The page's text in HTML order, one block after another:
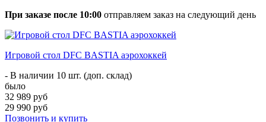
При заказе после 10:00 отправляем заказ на следующий день
Игровой стол DFC BASTIA аэрохоккей
- В наличии 10 шт. (доп. склад)
было
32 989 руб
29 990 руб
Позвонить и купить